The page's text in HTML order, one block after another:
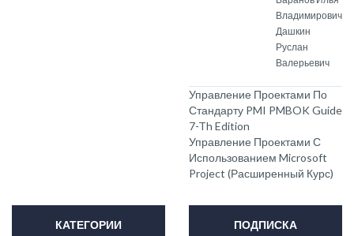
Владимирович
Дашкин
Руслан
Валерьевич
Управление Проектами По
Стандарту PMI PMBOK Guide
7-Th Edition
Управление Проектами С
Использованием Microsoft
Project (расширенный Курс)
КАТЕГОРИИ ПОДПИСКА